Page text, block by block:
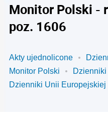
Monitor Polski -
poz. 1606
Akty ujednolicone
Monitor Polski
Dzienniki Unii Europejskiej